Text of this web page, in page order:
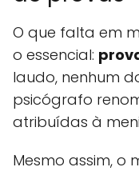
O que falta em
o essencial:
laudo, nenhum
psicógrafo
atribuídas à
Mesmo assim, o